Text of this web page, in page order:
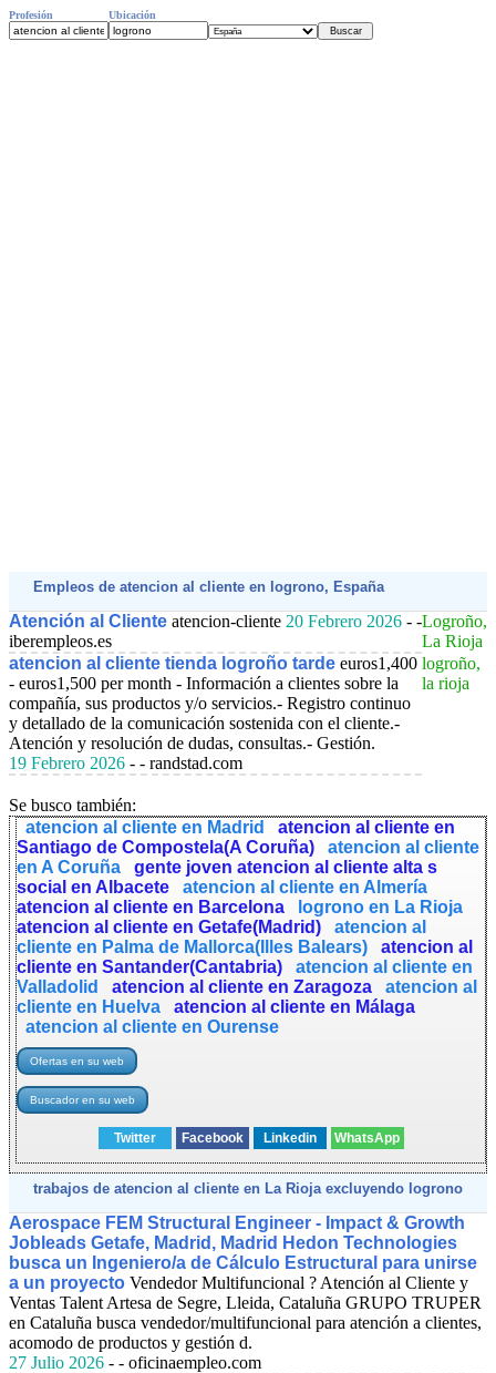
Profesión Ubicación
Empleos de atencion al cliente en logrono, España
Atención al Cliente atencion-cliente 20 Febrero 2026 - -
iberempleos.es
Logroño,
La Rioja
atencion al cliente tienda logroño tarde euros1,400
- euros1,500 per month - Información a clientes sobre la
compañía, sus productos y/o servicios.- Registro continuo
y detallado de la comunicación sostenida con el cliente.-
Atención y resolución de dudas, consultas.- Gestión.
19 Febrero 2026 - - randstad.com
logroño,
la rioja
Se busco también:
atencion al cliente en Madrid
atencion al cliente en
Santiago de Compostela(A Coruña)
atencion al cliente
en A Coruña
gente joven atencion al cliente alta s
social en Albacete
atencion al cliente en Almería
atencion al cliente en Barcelona
logrono en La Rioja
atencion al cliente en Getafe(Madrid)
atencion al
cliente en Palma de Mallorca(Illes Balears)
atencion al
cliente en Santander(Cantabria)
atencion al cliente en
Valladolid
atencion al cliente en Zaragoza
atencion al
cliente en Huelva
atencion al cliente en Málaga
atencion al cliente en Ourense
Twitter Facebook Linkedin WhatsApp
trabajos de atencion al cliente en La Rioja excluyendo logrono
Aerospace FEM Structural Engineer - Impact & Growth
Jobleads Getafe, Madrid, Madrid Hedon Technologies
busca un Ingeniero/a de Cálculo Estructural para unirse
a un proyecto Vendedor Multifuncional ? Atención al Cliente y
Ventas Talent Artesa de Segre, Lleida, Cataluña GRUPO TRUPER
en Cataluña busca vendedor/multifuncional para atención a clientes,
acomodo de productos y gestión d.
27 Julio 2026 - - oficinaempleo.com